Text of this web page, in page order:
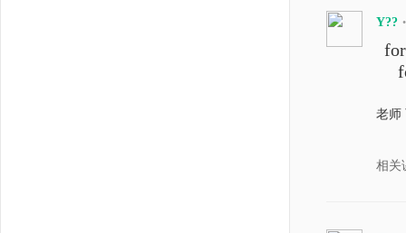
}
Y?? •
老师
相关